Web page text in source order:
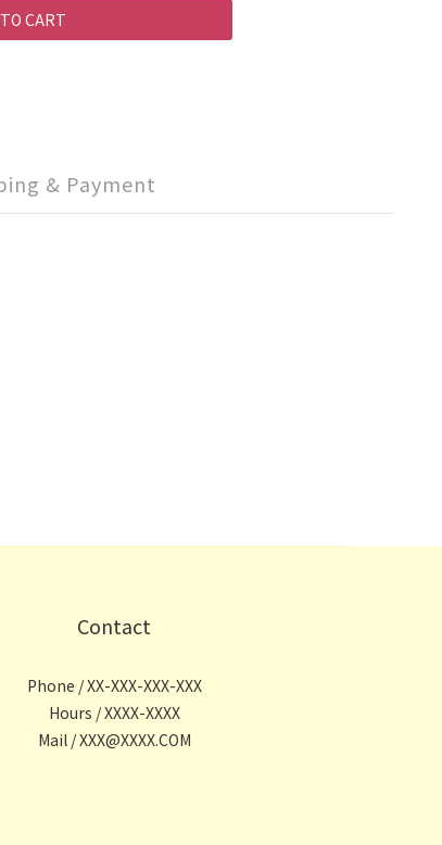
CART
& Payment
Contact
Phone / XX-XXX-XXX-XXX
Hours / XXXX-XXXX
Mail / XXX@XXXX.COM